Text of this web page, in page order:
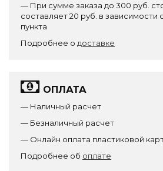
— При сумме заказа до 300 руб.
составляет 20 руб. в зависимости
пункта
Подробнее о доставке
ОПЛАТА
— Наличный расчет
— Безналичный расчет
— Онлайн оплата пластиковой
Подробнее об оплате